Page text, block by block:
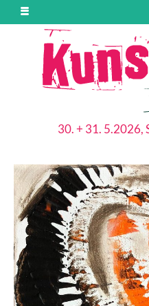
30. + 31. 5.2026,